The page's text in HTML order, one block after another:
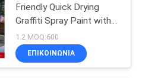
Friendly Quick Drying
Graffiti Spray Paint with
12PCS/CTN Package
1.2 MOQ:600
ΕΠΙΚΟΙΝΩΝΊΑ